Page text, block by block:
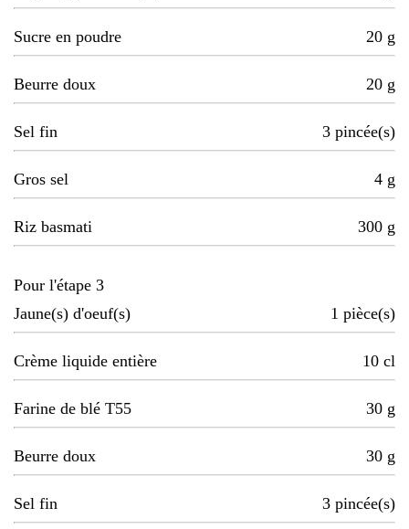
Sucre en poudre 20 g
Beurre doux 20 g
Sel fin 3 pincée(s)
Gros sel 4 g
Riz basmati 300 g
Pour l'étape 3
Jaune(s) d'oeuf(s)
1 pièce(s)
Crème liquide entière 10 cl
Farine de blé T55 30 g
Beurre doux 30 g
Sel fin 3 pincée(s)